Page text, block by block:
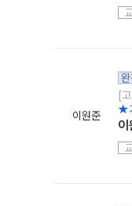
이원준
[
★